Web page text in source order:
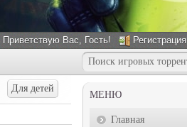
Приветствую Вас, Гость! Регистрация
Для детей
МЕНЮ
Главная